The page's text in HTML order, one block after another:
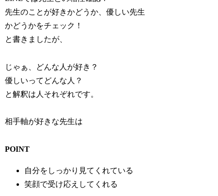
先生のことが好きかどうか、優しい先生
かどうかをチェック！
と書きましたが、
じゃぁ、どんな人が好き？
優しいってどんな人？
と解釈は人それぞれです。
相手軸が好きな先生は
POINT
自分をしっかり見てくれている
笑顔で受け応えしてくれる